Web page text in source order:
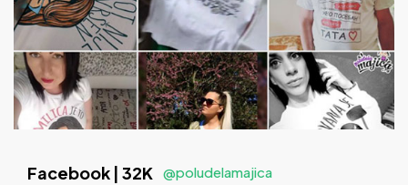
Facebook | 32K @poludelamajica